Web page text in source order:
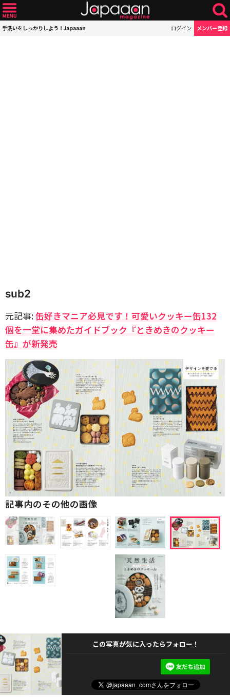
手洗いをしっかりしよう！Japaaan ログイン メンバー登録
sub2
元記事:缶好きマニア必見です！可愛いクッキー缶132
個を一堂に集めたガイドブック『ときめきのクッキー
缶』が新発売
記事内のその他の画像
この写真が気に入ったらフォロー！